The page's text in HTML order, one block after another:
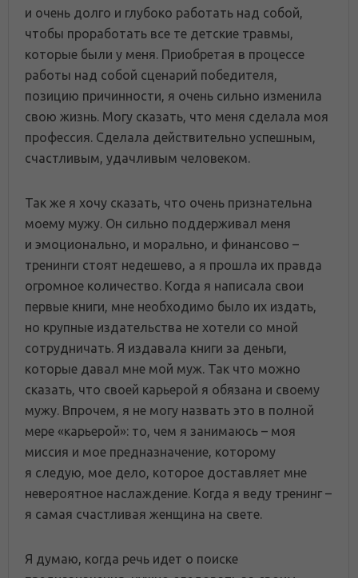
и очень долго и глубоко работать над собой,
чтобы проработать все те детские травмы,
которые были у меня. Приобретая в процессе
работы над собой сценарий победителя,
позицию причинности, я очень сильно изменила
свою жизнь. Могу сказать, что меня сделала моя
профессия. Сделала действительно успешным,
счастливым, удачливым человеком.
Так же я хочу сказать, что очень признательна
моему мужу. Он сильно поддерживал меня
и эмоционально, и морально, и финансово –
тренинги стоят недешево, а я прошла их правда
огромное количество. Когда я написала свои
первые книги, мне необходимо было их издать,
но крупные издательства не хотели со мной
сотрудничать. Я издавала книги за деньги,
которые давал мне мой муж. Так что можно
сказать, что своей карьерой я обязана и своему
мужу. Впрочем, я не могу назвать это в полной
мере «карьерой»: то, чем я занимаюсь – моя
миссия и мое предназначение, которому
я следую, мое дело, которое доставляет мне
невероятное наслаждение. Когда я веду тренинг –
я самая счастливая женщина на свете.
Я думаю, когда речь идет о поиске